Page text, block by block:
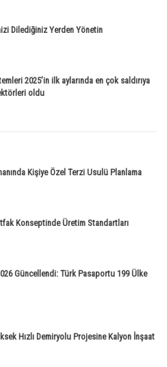
Dilediğiniz Yerden Yönetin
2025’in ilk aylarında en çok saldırıya
oldu
Kişiye Özel Terzi Usulü Planlama
Konseptinde Üretim Standartları
Güncellendi: Türk Pasaportu 199 Ülke
Hızlı Demiryolu Projesine Kalyon İnşaat